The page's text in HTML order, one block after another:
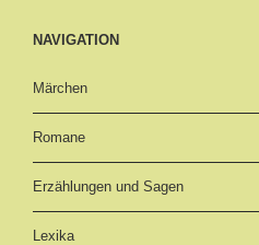
NAVIGATION
Märchen
Romane
Erzählungen und Sagen
Lexika